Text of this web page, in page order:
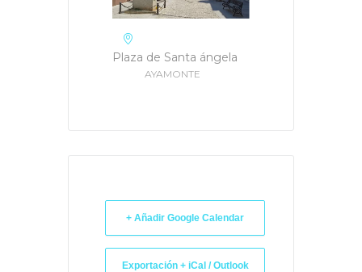
Plaza de Santa ángela
AYAMONTE
+ Añadir Google Calendar
Exportación + iCal / Outlook